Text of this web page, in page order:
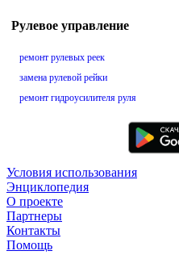
Рулевое управление
ремонт рулевых реек
замена рулевой рейки
ремонт гидроусилителя руля
Условия использования
Энциклопедия
О проекте
Партнеры
Контакты
Помощь